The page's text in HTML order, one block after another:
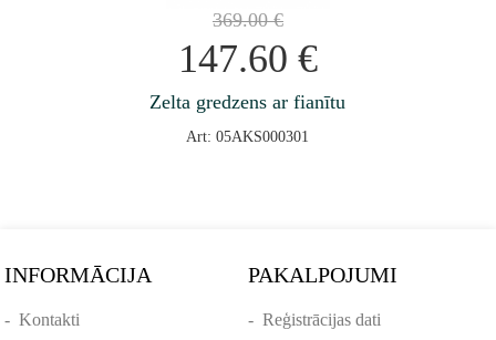
369.00€
147.60 €
Zelta gredzens ar fianītu
Art: 05AKS000301
INFORMĀCIJA
-Kontakti
PAKALPOJUMI
- Reģistrācijas dati